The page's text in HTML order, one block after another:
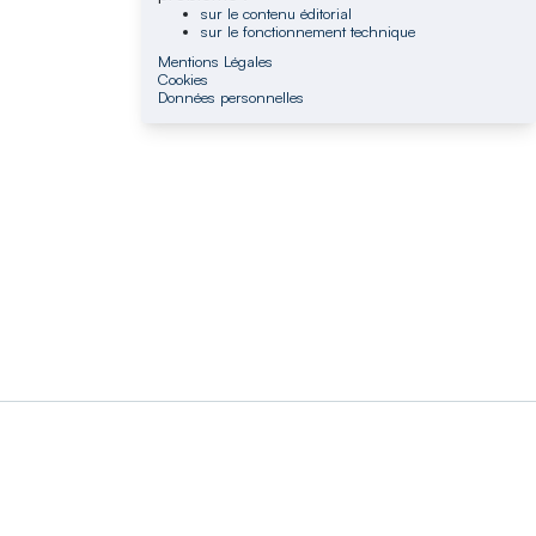
sur le contenu éditorial
sur le fonctionnement technique
Mentions Légales
Cookies
Données personnelles